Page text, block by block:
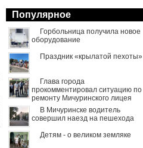
Популярное
Горбольница получила новое
оборудование
Праздник «крылатой пехоты»
Глава города
прокомментировал ситуацию по
ремонту Мичуринского лицея
В Мичуринске водитель
совершил наезд на пешехода
Детям - о великом земляке